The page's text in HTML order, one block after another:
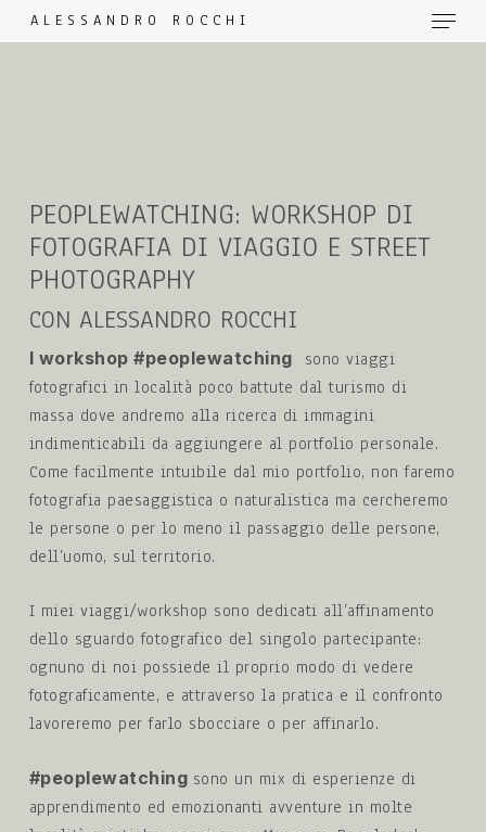
to
ALESSANDRO ROCCHI Menu
PEOPLEWATCHING: WORKSHOP DI
FOTOGRAFIA DI VIAGGIO E STREET
PHOTOGRAPHY
CON ALESSANDRO ROCCHI
I workshop #peoplewatching sono viaggi
fotografici in località poco battute dal turismo di
massa dove andremo alla ricerca di immagini
indimenticabili da aggiungere al portfolio personale.
Come facilmente intuibile dal mio portfolio, non faremo
fotografia paesaggistica o naturalistica ma cercheremo
le persone o per lo meno il passaggio delle persone,
dell’uomo, sul territorio.
I miei viaggi/workshop sono dedicati all’affinamento
dello sguardo fotografico del singolo partecipante:
ognuno di noi possiede il proprio modo di vedere
fotograficamente, e attraverso la pratica e il confronto
lavoreremo per farlo sbocciare o per affinarlo.
#peoplewatching sono un mix di esperienze di
apprendimento ed emozionanti avventure in molte